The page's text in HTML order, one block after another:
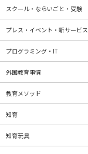
スクール・ならいごと・受験
プレス・イベント・新サービス
プログラミング・IT
外国教育事情
教育メソッド
知育
知育玩具